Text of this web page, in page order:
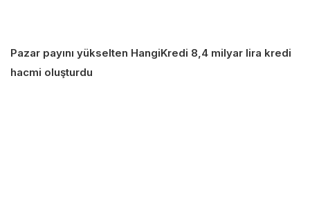
Pazar payını yükselten HangiKredi 8,4 milyar lira kredi
hacmi oluşturdu